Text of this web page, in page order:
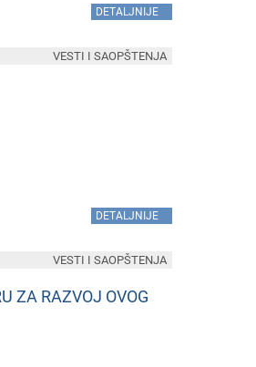
DETALJNIJE
DETALJNIJE
VESTI I SAOPŠTENJA
ZA RAZVOJ OVOG
VESTI I SAOPŠTENJA